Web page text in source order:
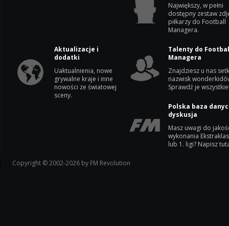
Największy, w pełni
dostępny zestaw
piłkarzy do Football
Managera.
Aktualizacje i
dodatki
Uaktualnienia, nowe
grywalne kraje i inne
nowości ze światowej
sceny.
Talenty do
Managera
Znajdziesz u nas
nazwisk
Sprawdź je
Polska baza
dyskusja
Masz uwagi do
wykonania
lub 1. ligi? Napisz
Copyright © 2002-2026 by FM Revolution